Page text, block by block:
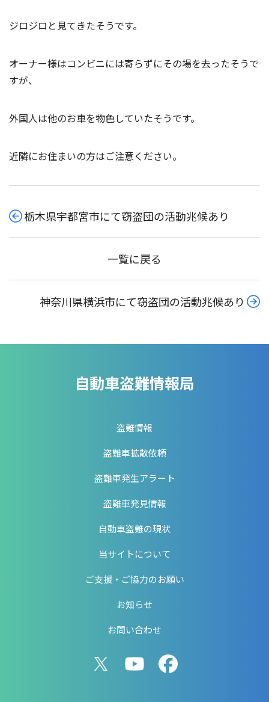
ジロジロと見てきたそうです。
オーナー様はコンビニには寄らずにその場を去ったそうで
すが、
外国人は他のお車を物色していたそうです。
近隣にお住まいの方はご注意ください。
栃木県宇都宮市にて窃盗団の活動兆候あり
一覧に戻る
神奈川県横浜市にて窃盗団の活動兆候あり
自動車盗難情報局
盗難情報
盗難車拡散依頼
盗難車発生アラート
盗難車発見情報
自動車盗難の現状
当サイトについて
ご支援・ご協力のお願い
お知らせ
お問い合わせ